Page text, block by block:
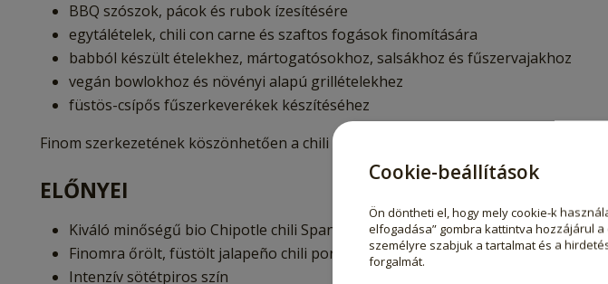
BBQ szószok, pácok és rubok ízesítésére
egytálételek, chili con carne és szaftos fogások finomítására
babból készült ételekhez, mártogatósokhoz, salsákhoz és fűszervajakhoz
vegán bowlokhoz és növényi alapú grillételekhez
füstös-csípős fűszerkeverékek készítéséhez
Finom szerkezetének köszönhetően a chili por könnyen elkeverhető folyékony és
ELŐNYEI
Kiváló minőségű bio Chipotle chili Spanyolországból
Finomra őrölt, füstölt jalapeño chili por
Intenzív sötétpiros szín
Cookie-beállítások
Ön döntheti el, hogy mely cookie-k
elfogadása” gombra kattintva hozzájárul
személyre szabjuk a tartalmat és a
forgalmát.